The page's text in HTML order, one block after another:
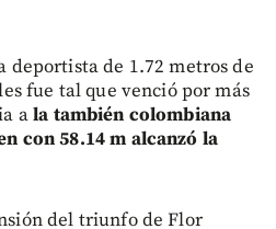
deportista de 1.72 metros de
fue tal que venció por más
ala también colombiana
con 58.14 m alcanzó la
del triunfo de Flor